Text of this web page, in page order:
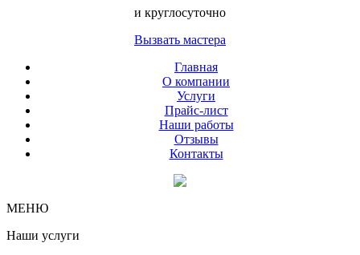
и круглосуточно
Вызвать мастера
Главная
О компании
Услуги
Прайс-лист
Наши работы
Отзывы
Контакты
МЕНЮ
Наши услуги